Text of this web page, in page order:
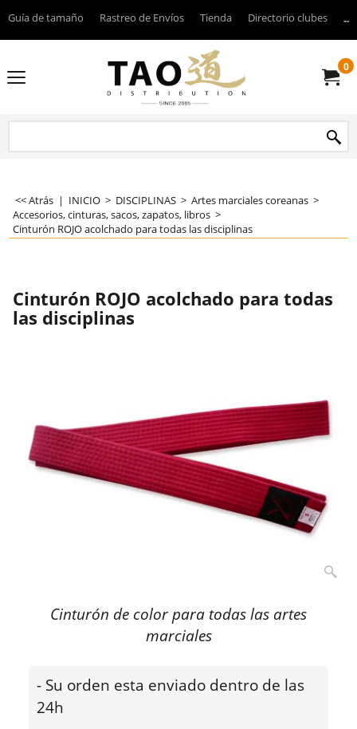
Guía de tamaño Rastreo de Envíos Tienda Directorio clubes
0
<< Atrás | INICIO > DISCIPLINAS > Artes marciales coreanas >
Accesorios, cinturas, sacos, zapatos, libros >
Cinturón ROJO acolchado para todas las disciplinas
Cinturón ROJO acolchado para todas
las disciplinas
Cinturón de color para todas las artes
marciales
- Su orden esta enviado dentro de las
24h